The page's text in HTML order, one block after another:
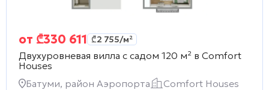
от ₾330 611 ₾2 755/м²
Двухуровневая вилла с садом 120 м² в Comfort
Houses
Батуми, район Аэропорта
Comfort Houses